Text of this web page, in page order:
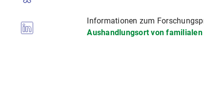
Informationen zum
Aushandlungsort von